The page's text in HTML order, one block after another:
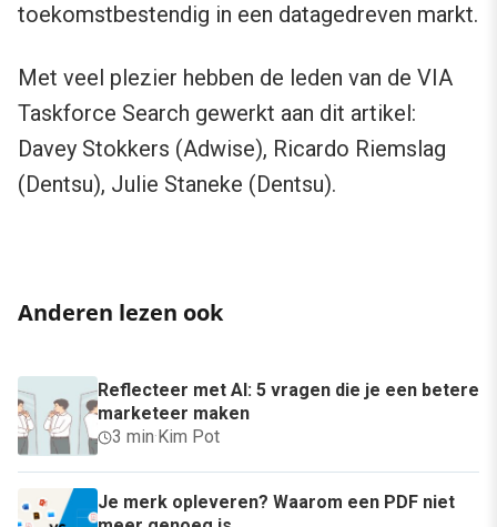
toekomstbestendig in een datagedreven markt.
Met veel plezier hebben de leden van de VIA
Taskforce Search gewerkt aan dit artikel:
Davey Stokkers (Adwise), Ricardo Riemslag
(Dentsu), Julie Staneke (Dentsu).
Anderen lezen ook
Reflecteer met AI: 5 vragen die je een betere
marketeer maken
3 min·Kim Pot
Je merk opleveren? Waarom een PDF niet